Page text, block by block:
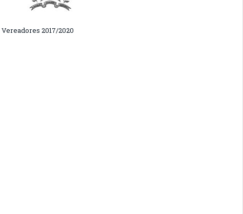
Vereadores 2017/2020